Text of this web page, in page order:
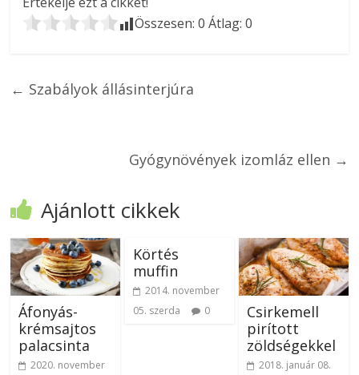
Összesen:0 Átlag:0
← Szabályok állásinterjúra
Gyógynövények izomláz ellen →
Ajánlott cikkek
Áfonyás-
krémsajtos
palacsinta
2020. november
Körtés
muffin
2014. november
05. szerda
0
Csirkemell
pirított
zöldségekkel
2018. január 08.